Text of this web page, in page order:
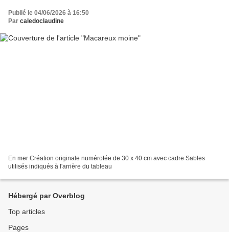
Publié le 04/06/2026 à 16:50
Par caledoclaudine
En mer Création originale numérotée de 30 x 40 cm avec cadre Sables
utilisés indiqués à l'arrière du tableau
Hébergé par Overblog
Top articles
Pages